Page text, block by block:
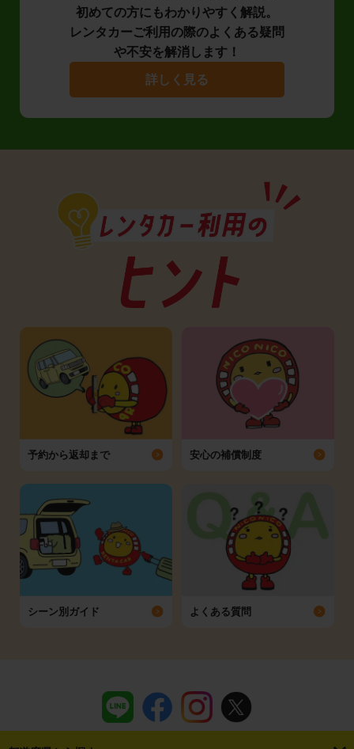
初めての方にもわかりやすく解説。
レンタカーご利用の際のよくある疑問
や不安を解消します！
詳しく見る
予約から返却まで 安心の補償制度
シーン別ガイド よくある質問